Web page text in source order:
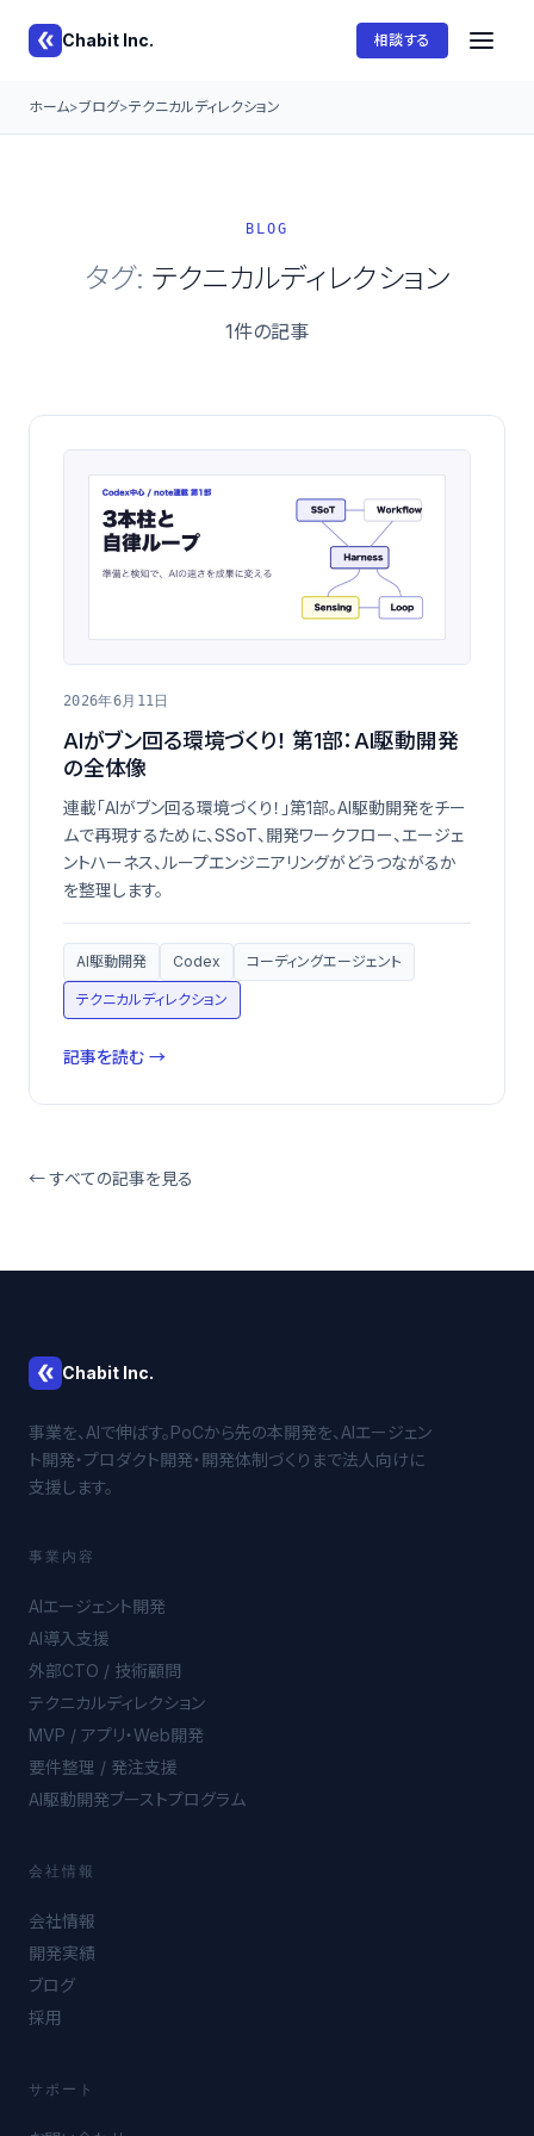
Chabit Inc. 相談する
ホーム ブログ テクニカルディレクション
BLOG
タグ: テクニカルディレクション
1件の記事
2026年6月11日
AIがブン回る環境づくり！ 第1部：AI駆動開発
の全体像
連載「AIがブン回る環境づくり！」第1部。AI駆動開発をチー
ムで再現するために、SSoT、開発ワークフロー、エージェ
ントハーネス、ループエンジニアリングがどうつながるか
を整理します。
AI駆動開発 Codex コーディングエージェント
テクニカルディレクション
記事を読む →
← すべての記事を見る
Chabit Inc.
事業を、AIで伸ばす。PoCから先の本開発を、AIエージェン
ト開発・プロダクト開発・開発体制づくりまで法人向けに
支援します。
事業内容
AIエージェント開発
AI導入支援
外部CTO / 技術顧問
テクニカルディレクション
MVP / アプリ・Web開発
要件整理 / 発注支援
AI駆動開発ブーストプログラム
会社情報
会社情報
開発実績
ブログ
採用
サポート